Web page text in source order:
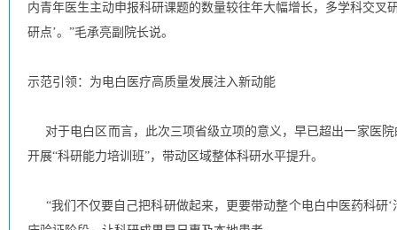
内青年医生主动申报科研课题的数量较往年大幅增长，多学科交叉
研点’。”毛承亮副院长说。
示范引领：为电白医疗高质量发展注入新动能
对于电白区而言，此次三项省级立项的意义，早已超出一家医院
开展“科研能力培训班”，带动区域整体科研水平提升。
“我们不仅要自己把科研做起来，更要带动整个电白中医药科研